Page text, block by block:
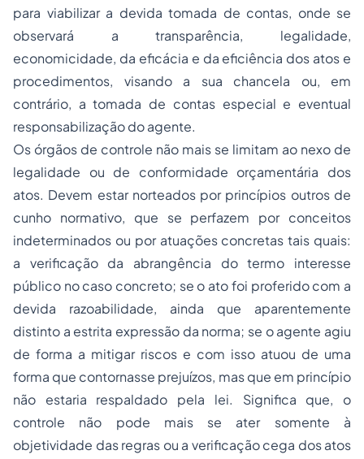
para viabilizar a devida tomada de contas, onde se
observará a transparência, legalidade,
economicidade, da eficácia e da eficiência dos atos e
procedimentos, visando a sua chancela ou, em
contrário, a tomada de contas especial e eventual
responsabilização do agente.
Os órgãos de controle não mais se limitam ao nexo de
legalidade ou de conformidade orçamentária dos
atos. Devem estar norteados por princípios outros de
cunho normativo, que se perfazem por conceitos
indeterminados ou por atuações concretas tais quais:
a verificação da abrangência do termo interesse
público no caso concreto; se o ato foi proferido com a
devida razoabilidade, ainda que aparentemente
distinto a estrita expressão da norma; se o agente agiu
de forma a mitigar riscos e com isso atuou de uma
forma que contornasse prejuízos, mas que em princípio
não estaria respaldado pela lei. Significa que, o
controle não pode mais se ater somente à
objetividade das regras ou a verificação cega dos atos